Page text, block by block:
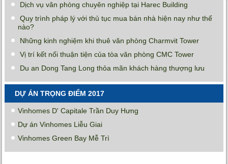
Dịch vụ văn phòng chuyên nghiệp tại Harec Building
Quy trình pháp lý với thủ tục mua bán nhà hiện nay như thế
nào?
Những kinh nghiệm khi thuê văn phòng Charmvit Tower
Vị trí kết nối thuận tiện của tòa văn phòng CMC Tower
Du an Dong Tang Long thỏa mãn khách hàng thượng lưu
DỰ ÁN TRỌNG ĐIỂM 2017
Vinhomes D' Capitale Trần Duy Hưng
Dự án Vinhomes Liễu Giai
Vinhomes Green Bay Mễ Trì